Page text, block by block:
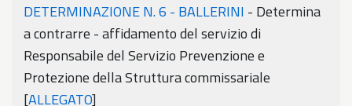
DETERMINAZIONE N. 6 - BALLERINI - Determina
a contrarre - affidamento del servizio di
Responsabile del Servizio Prevenzione e
Protezione della Struttura commissariale
[ALLEGATO]